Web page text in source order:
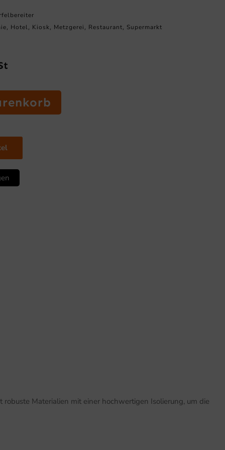
, Hotel , Kiosk, Metzgerei , Restaurant, Supermarkt
Materialien mit einer hochwertigen Isolierung, um die